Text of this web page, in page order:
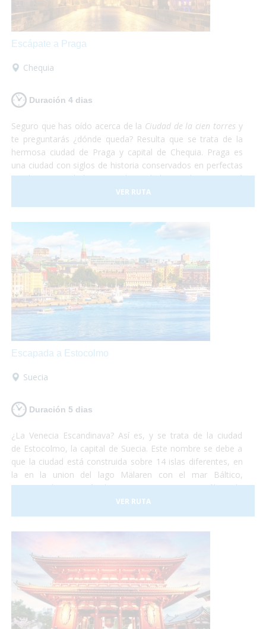
Escápate a Praga
Chequia
Duración 4 dias
Seguro que has oído acerca de la Ciudad de la cien torres y
te preguntarás ¿dónde queda? Resulta que se trata de la
hermosa ciudad de Praga y capital de Chequia. Praga es
una ciudad con siglos de historia conservados en perfectas
condiciones. Debido a esto, la Ciudad Vieja de Praga está
considerada Patrimonio de la Humanidad por la UNESCO.
De Praga solamente te irás maravillado. Te aseguramos
visitar el castillo y comer en el subsuelo del ayuntamiento
con una rica cerveza tradicional estarás sin palabras. Así
que escápate a conocer Praga, en el corazón de Europa
¡Sólo disfruta!
VER RUTA
Escapada a Estocolmo
Suecia
Duración 5 dias
¿La Venecia Escandinava? Así es, y se trata de la ciudad
de Estocolmo, la capital de Suecia. Este nombre se debe a
que la ciudad está construida sobre 14 islas diferentes, en
la en la union del lago Mälaren con el mar Báltico,
comunicadas por más de cincuenta puentes. No sólo es la
capital de Suecia sino que se la puede considerar como una
de las capitales del mundo, líder en muchos de los campos
y, ¡Vete ya a conocer la fantástica ciudad de Estocolmo!¡No
te defraudará! Y no debes preocuparte por nada, ¡Sólo de
disfrutar!
VER RUTA